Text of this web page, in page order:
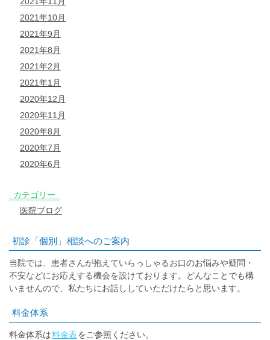
2021年10月
2021年9月
2021年8月
2021年2月
2021年1月
2020年12月
2020年11月
2020年8月
2020年7月
2020年6月
カテゴリー
医院ブログ
初診「個別」相談へのご案内
当院では、患者さんが抱えていらっしゃるお口のお悩みや疑問・
不安などにお応えする機会を設けております。どんなことでも構
いませんので、私たちにお話ししていただけたらと思います。
料金体系
料金体系は料金表をご参照ください。